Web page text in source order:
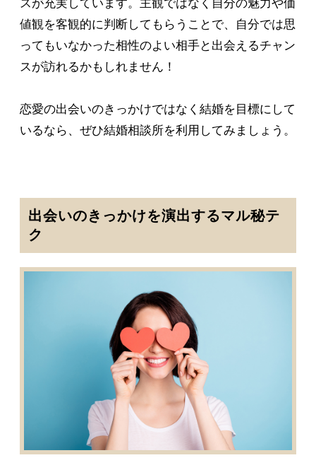
スが充実しています。主観ではなく自分の魅力や価
値観を客観的に判断してもらうことで、自分では思
ってもいなかった相性のよい相手と出会えるチャン
スが訪れるかもしれません！
恋愛の出会いのきっかけではなく結婚を目標にして
いるなら、ぜひ結婚相談所を利用してみましょう。
出会いのきっかけを演出するマル秘テ
ク